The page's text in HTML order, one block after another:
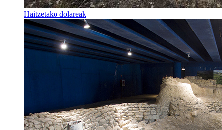
Haitzetako dolareak